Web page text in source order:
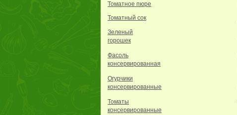
Томатное пюре
Томатный сок
Зеленый
горошек
Фасоль
консервированная
Огурчики
консервированные
Томаты
консервированные